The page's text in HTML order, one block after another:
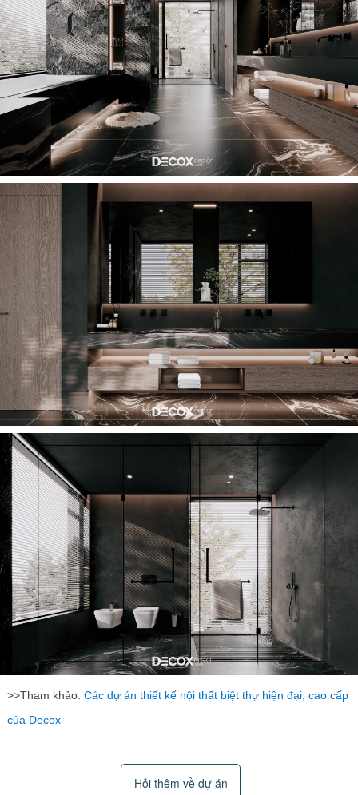
>>Tham khảo: Các dự án thiết kế nội thất biệt thự hiện đại, cao cấp
của Decox
Hỏi thêm về dự án